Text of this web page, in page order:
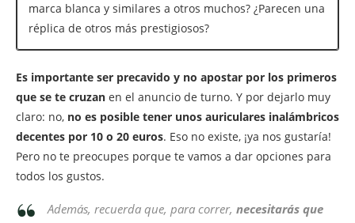
marca blanca y similares a otros muchos? ¿Parecen una
réplica de otros más prestigiosos?
Es importante ser precavido y no apostar por los primeros
que se te cruzan en el anuncio de turno. Y por dejarlo muy
claro: no, no es posible tener unos auriculares inalámbricos
decentes por 10 o 20 euros. Eso no existe, ¡ya nos gustaría!
Pero no te preocupes porque te vamos a dar opciones para
todos los gustos.
Además, recuerda que, para correr, necesitarás que